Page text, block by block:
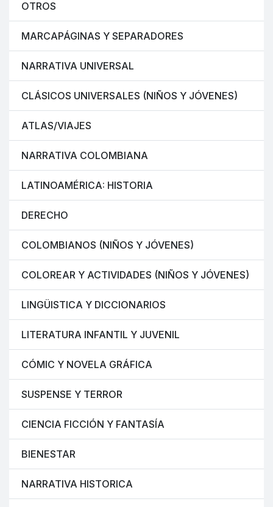
OTROS
MARCAPÁGINAS Y SEPARADORES
NARRATIVA UNIVERSAL
CLÁSICOS UNIVERSALES (NIÑOS Y JÓVENES)
ATLAS/VIAJES
NARRATIVA COLOMBIANA
LATINOAMÉRICA: HISTORIA
DERECHO
COLOMBIANOS (NIÑOS Y JÓVENES)
COLOREAR Y ACTIVIDADES (NIÑOS Y JÓVENES)
LINGÜISTICA Y DICCIONARIOS
LITERATURA INFANTIL Y JUVENIL
CÓMIC Y NOVELA GRÁFICA
SUSPENSE Y TERROR
CIENCIA FICCIÓN Y FANTASÍA
BIENESTAR
NARRATIVA HISTORICA